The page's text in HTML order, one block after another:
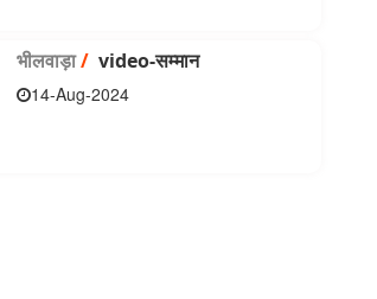
भीलवाड़ा/video-सम्मान
14-Aug-2024